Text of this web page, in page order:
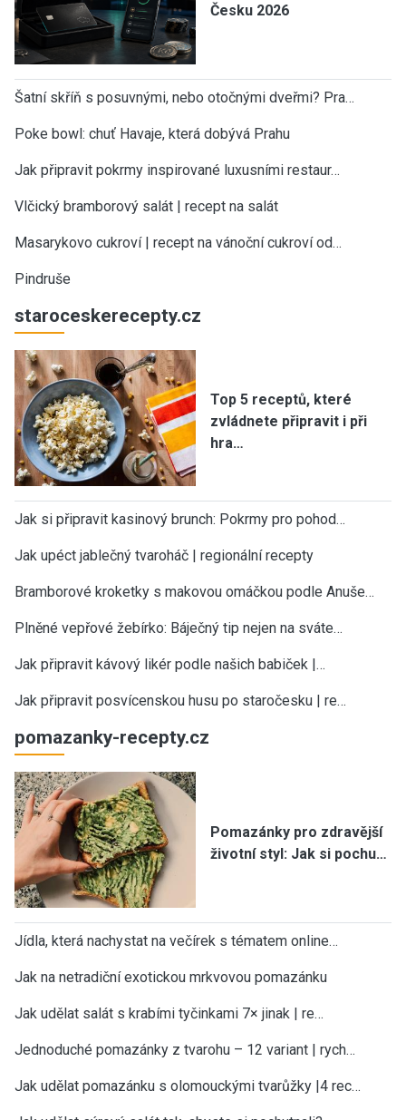
Česku 2026
Šatní skříň s posuvnými, nebo otočnými dveřmi? Pra…
Poke bowl: chuť Havaje, která dobývá Prahu
Jak připravit pokrmy inspirované luxusními restaur…
Vlčický bramborový salát | recept na salát
Masarykovo cukroví | recept na vánoční cukroví od…
Pindruše
staroceskerecepty.cz
Top 5 receptů, které
zvládnete připravit i při
hra…
Jak si připravit kasinový brunch: Pokrmy pro pohod…
Jak upéct jablečný tvaroháč | regionální recepty
Bramborové kroketky s makovou omáčkou podle Anuše…
Plněné vepřové žebírko: Báječný tip nejen na sváte…
Jak připravit kávový likér podle našich babiček |…
Jak připravit posvícenskou husu po staročesku | re…
pomazanky-recepty.cz
Pomazánky pro zdravější
životní styl: Jak si pochu…
Jídla, která nachystat na večírek s tématem online…
Jak na netradiční exotickou mrkvovou pomazánku
Jak udělat salát s krabími tyčinkami 7× jinak | re…
Jednoduché pomazánky z tvarohu – 12 variant | rych…
Jak udělat pomazánku s olomouckými tvarůžky |4 rec…